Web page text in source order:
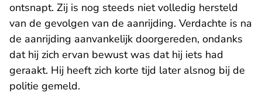
ontsnapt. Zij is nog steeds niet volledig hersteld
van de gevolgen van de aanrijding. Verdachte is na
de aanrijding aanvankelijk doorgereden, ondanks
dat hij zich ervan bewust was dat hij iets had
geraakt. Hij heeft zich korte tijd later alsnog bij de
politie gemeld.